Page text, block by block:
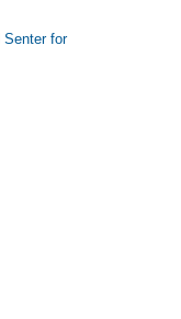
Senter for